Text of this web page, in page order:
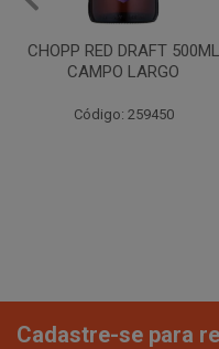
CHOPP RED DRAFT 500ML
CAMPO LARGO
Código: 259450
Cadastre-se para